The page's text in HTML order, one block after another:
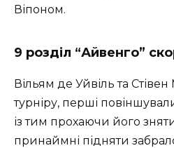
Віпоном.
9 розділ “Айвенго”
Вільям де Уйвіль та
турніру, перші
із тим прохаючи його
принаймні підняти